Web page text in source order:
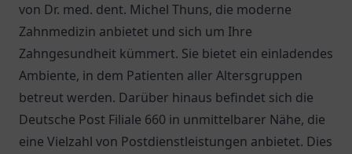
von Dr. med. dent. Michel Thuns, die moderne
Zahnmedizin anbietet und sich um Ihre
Zahngesundheit kümmert. Sie bietet ein einladendes
Ambiente, in dem Patienten aller Altersgruppen
betreut werden. Darüber hinaus befindet sich die
Deutsche Post Filiale 660 in unmittelbarer Nähe, die
eine Vielzahl von Postdienstleistungen anbietet. Dies